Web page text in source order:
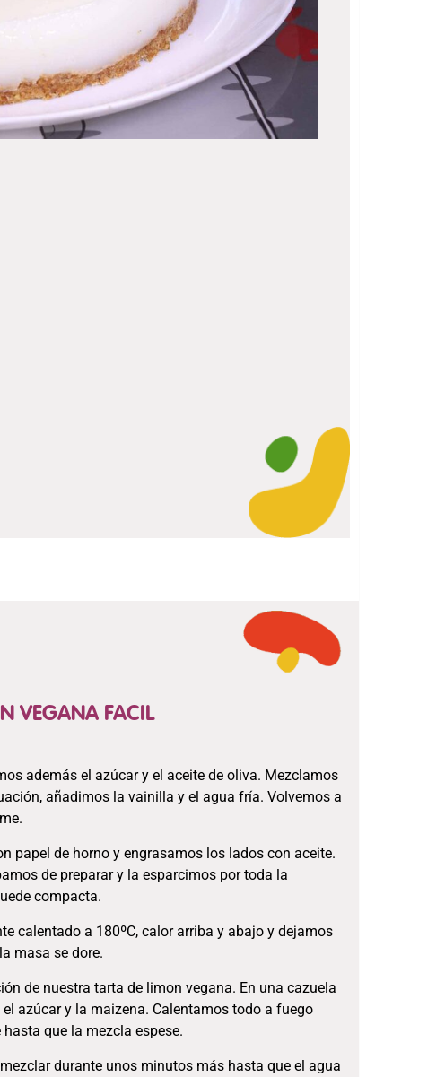
VEGANA FACIL
además el azúcar y el aceite de oliva. Mezclamos
añadimos la vainilla y el agua fría. Volvemos a
papel de horno y engrasamos los lados con aceite.
de preparar y la esparcimos por toda la
compacta.
calentado a 180ºC, calor arriba y abajo y dejamos
masa se dore.
de nuestra tarta de limon vegana. En una cazuela
azúcar y la maizena. Calentamos todo a fuego
que la mezcla espese.
durante unos minutos más hasta que el agua